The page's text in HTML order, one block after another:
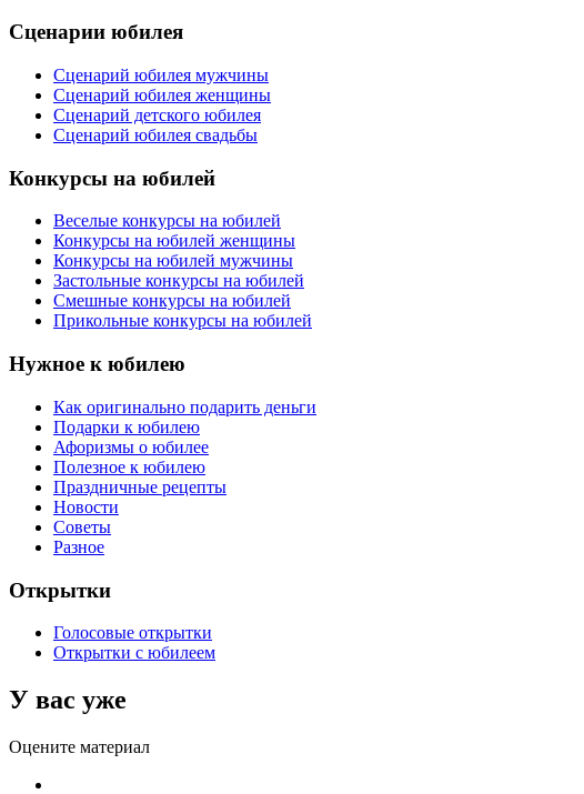
Сценарии юбилея
Сценарий юбилея мужчины
Сценарий юбилея женщины
Сценарий детского юбилея
Сценарий юбилея свадьбы
Конкурсы на юбилей
Веселые конкурсы на юбилей
Конкурсы на юбилей женщины
Конкурсы на юбилей мужчины
Застольные конкурсы на юбилей
Смешные конкурсы на юбилей
Прикольные конкурсы на юбилей
Нужное к юбилею
Как оригинально подарить деньги
Подарки к юбилею
Афоризмы о юбилее
Полезное к юбилею
Праздничные рецепты
Новости
Советы
Разное
Открытки
Голосовые открытки
Открытки с юбилеем
У вас уже
Оцените материал